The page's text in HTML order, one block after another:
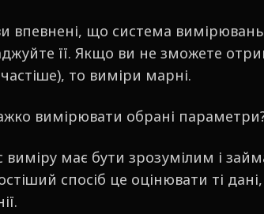
впевнені, що система вимірювань
її. Якщо ви не зможете
то виміри марні.
вимірювати обрані
виміру має бути зрозумілим і
спосіб це оцінювати ті